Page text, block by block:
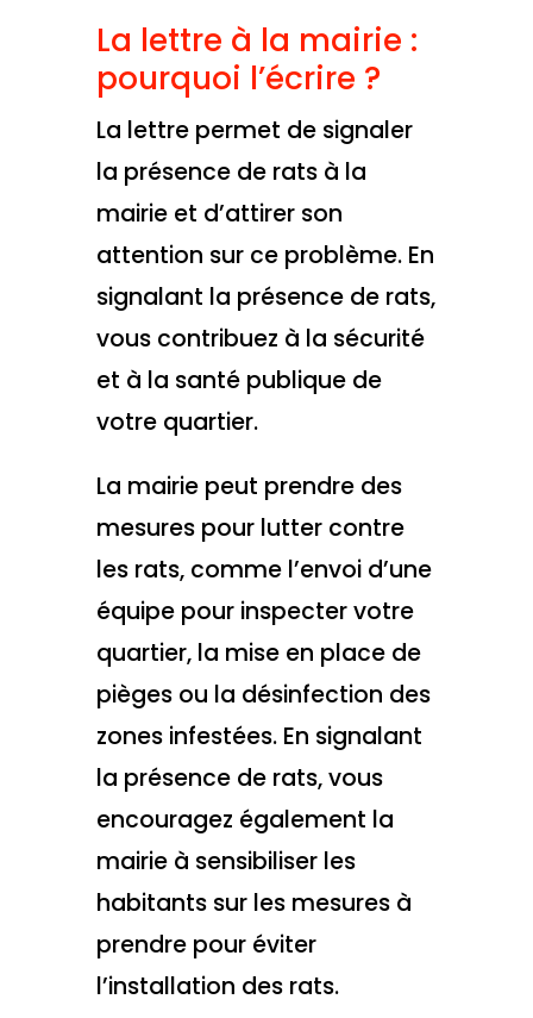
La lettre à la mairie :
pourquoi l’écrire ?
La lettre permet de signaler
la présence de rats à la
mairie et d’attirer son
attention sur ce problème. En
signalant la présence de rats,
vous contribuez à la sécurité
et à la santé publique de
votre quartier.
La mairie peut prendre des
mesures pour lutter contre
les rats, comme l’envoi d’une
équipe pour inspecter votre
quartier, la mise en place de
pièges ou la désinfection des
zones infestées. En signalant
la présence de rats, vous
encouragez également la
mairie à sensibiliser les
habitants sur les mesures à
prendre pour éviter
l’installation des rats.